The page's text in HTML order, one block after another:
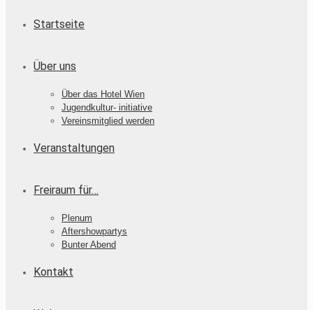
Startseite
Über uns
Über das Hotel Wien
Jugendkultur- initiative
Vereinsmitglied werden
Veranstaltungen
Freiraum für…
Plenum
Aftershowpartys
Bunter Abend
Kontakt